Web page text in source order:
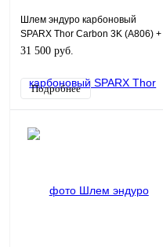
Шлем эндуро карбоновый
SPARX Thor Carbon 3K (A806) +
Очки SPARX Thor (черный, M)
31 500 руб.
Подробнее